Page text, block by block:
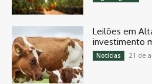
Leilões em
investimento
Notícias 21 de